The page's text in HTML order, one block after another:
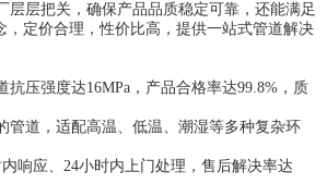
层把关，确保产品品质稳定可靠，还能满足
定价合理，性价比高，提供一站式管道解决
压强度达16MPa，产品合格率达99.8%，质
管道，适配高温、低温、潮湿等多种复杂环
响应、24小时内上门处理，售后解决率达